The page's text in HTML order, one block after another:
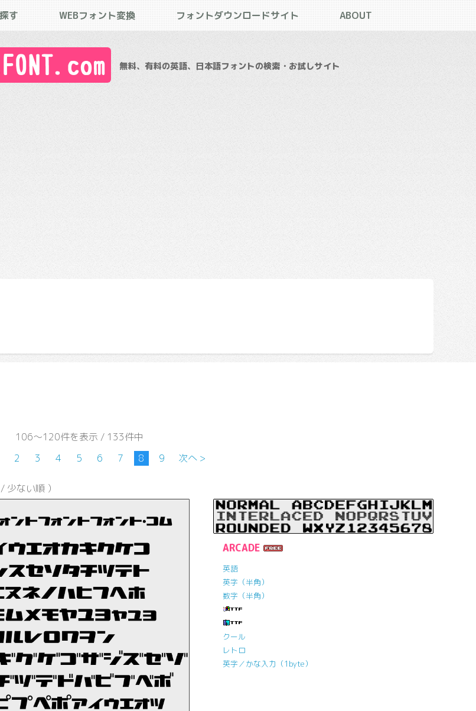
無料、有料の英語、日本語フォントの検索・お試しサイト
106～120件を表示 / 133件中
2 3 4 5 6 7 8 9 次へ >
/ 少ない順 ）
ARCADE
英語
英字（半角）
数字（半角）
クール
レトロ
英字／かな入力（1byte）
す WEBフォント変換 フォントダウンロードサイト ABOUT